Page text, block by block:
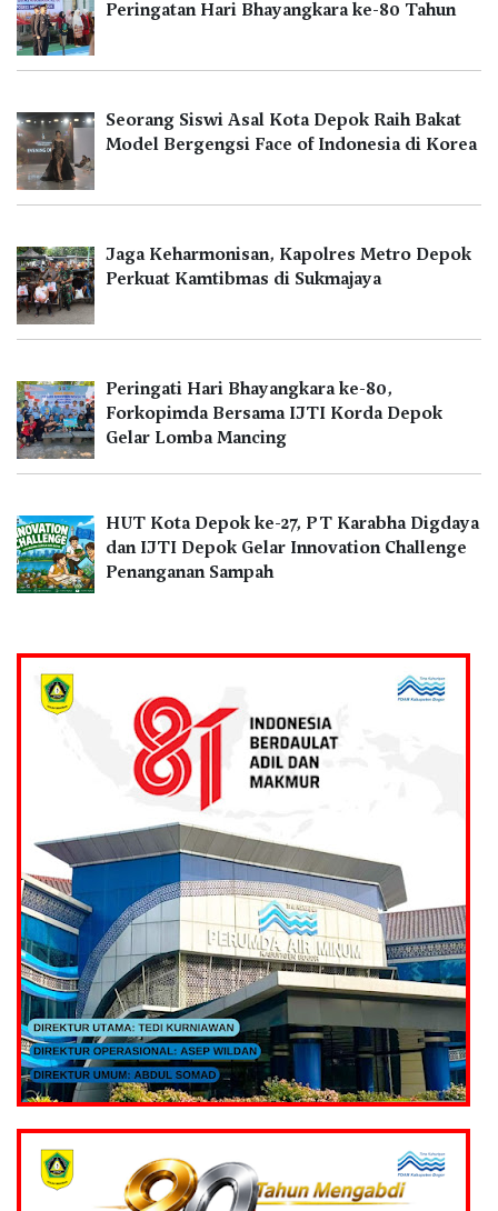
Peringatan Hari Bhayangkara ke-80 Tahun
Seorang Siswi Asal Kota Depok Raih Bakat
Model Bergengsi Face of Indonesia di Korea
Jaga Keharmonisan, Kapolres Metro Depok
Perkuat Kamtibmas di Sukmajaya
Peringati Hari Bhayangkara ke-80,
Forkopimda Bersama IJTI Korda Depok
Gelar Lomba Mancing
HUT Kota Depok ke-27, PT Karabha Digdaya
dan IJTI Depok Gelar Innovation Challenge
Penanganan Sampah